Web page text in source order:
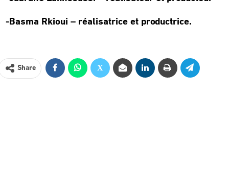
-Basma Rkioui – réalisatrice et productrice.
Share